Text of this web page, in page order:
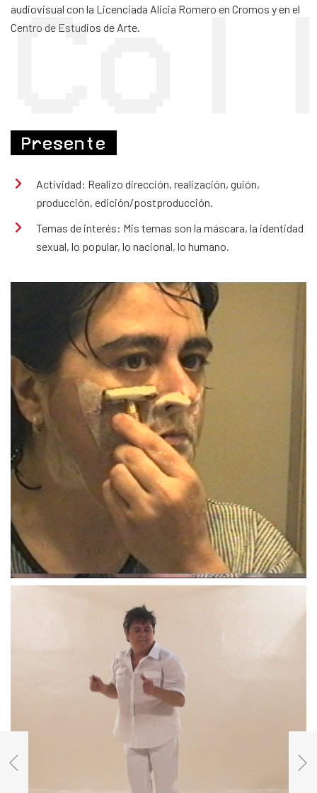
audiovisual con la Licenciada Alicia Romero en Cromos y en el
Centro de Estudios de Arte.
Presente
Actividad: Realizo dirección, realización, guión,
producción, edición/postproducción.
Temas de interés: Mis temas son la máscara, la identidad
sexual, lo popular, lo nacional, lo humano.
En el baño
Un muchacho como yo